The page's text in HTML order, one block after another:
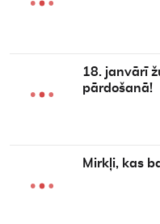
18. janvārī
pārdošanā!
Mirkļi, kas